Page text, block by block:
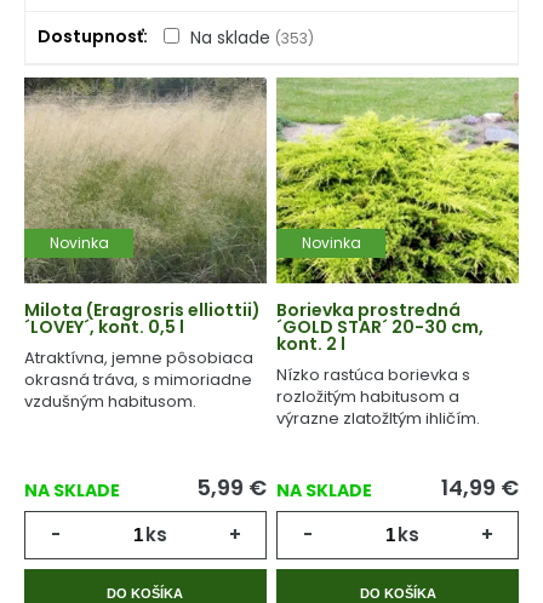
Dostupnosť Na sklade (353)
Novinka
Milota (Eragrosris elliottii)
´LOVEY´, kont. 0,5 l
Atraktívna, jemne pôsobiaca
okrasná tráva, s mimoriadne
vzdušným habitusom.
NA SKLADE 5,99 €
- ks +
DO KOŠÍKA
Novinka
Borievka prostredná
´GOLD STAR´ 20-30 cm,
kont. 2 l
Nízko rastúca borievka s
rozložitým habitusom a
výrazne zlatožltým ihličím.
NA SKLADE 14,99 €
- ks +
DO KOŠÍKA